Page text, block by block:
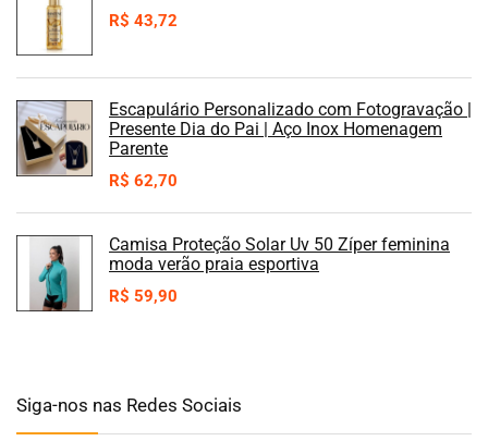
R$ 43,72
Escapulário Personalizado com Fotogravação |
Presente Dia do Pai | Aço Inox Homenagem
Parente
R$ 62,70
Camisa Proteção Solar Uv 50 Zíper feminina
moda verão praia esportiva
R$ 59,90
Siga-nos nas Redes Sociais